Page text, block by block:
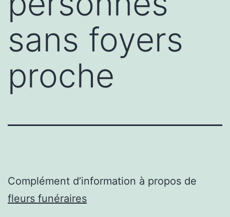
sans foyers
proche
Complément d’information à propos de
fleurs funéraires